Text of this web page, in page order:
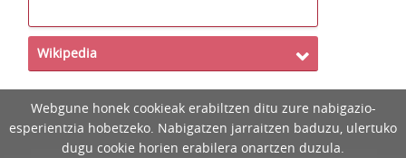
Wikipedia
Webgune honek cookieak erabiltzen ditu zure nabigazio-
esperientzia hobetzeko. Nabigatzen jarraitzen baduzu, ulertuko
dugu cookie horien erabilera onartzen duzula.